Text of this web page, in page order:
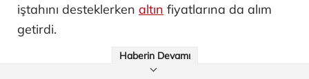
iştahını desteklerken altın fiyatlarına da alım
getirdi.
Haberin Devamı